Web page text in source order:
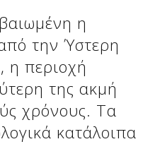
η
την Ύστερη
η περιοχή
της ακμή
χρόνους. Τα
κατάλοιπα